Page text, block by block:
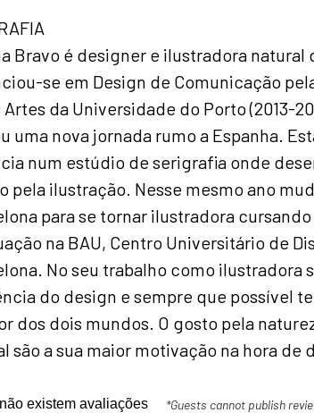
Bravo é designer e ilustradora natural
se em Design de Comunicação
Artes da Universidade do Porto (2013-
uma nova jornada rumo a Espanha.
num estúdio de serigrafia onde
pela ilustração. Nesse mesmo ano
para se tornar ilustradora
na BAU, Centro Universitário de
No seu trabalho como ilustradora
do design e sempre que possível
dos dois mundos. O gosto pela
são a sua maior motivação na hora de
existem avaliações *Guests cannot publish